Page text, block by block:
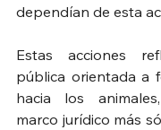
dependían de esta
Estas acciones
pública orientada a
hacia los
marco jurídico más